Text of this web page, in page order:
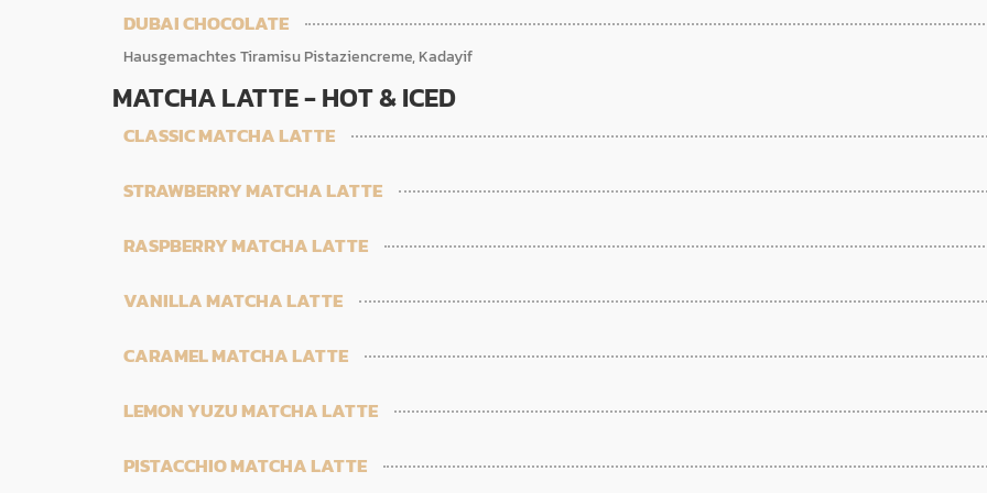
DUBAI CHOCOLATE
Hausgemachtes Tiramisu Pistaziencreme, Kadayif
MATCHA LATTE - HOT & ICED
CLASSIC MATCHA LATTE
STRAWBERRY MATCHA LATTE
RASPBERRY MATCHA LATTE
VANILLA MATCHA LATTE
CARAMEL MATCHA LATTE
LEMON YUZU MATCHA LATTE
PISTACCHIO MATCHA LATTE